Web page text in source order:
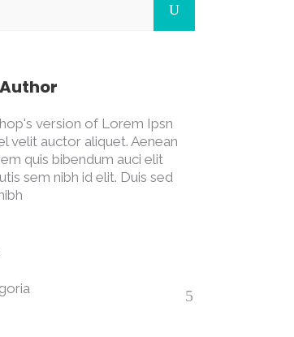
version of Lorem Ipsn
velit auctor aliquet. Aenean
quis bibendum auci elit
sem nibh id elit. Duis sed